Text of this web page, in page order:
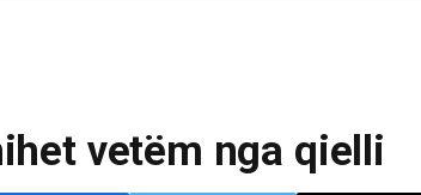
vetëm nga qielli